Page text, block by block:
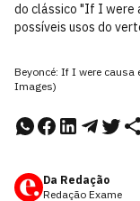
do clássico "If I were
possíveis usos do
Beyoncé: If I were causa
Images)
Da Redação
Redação Exame